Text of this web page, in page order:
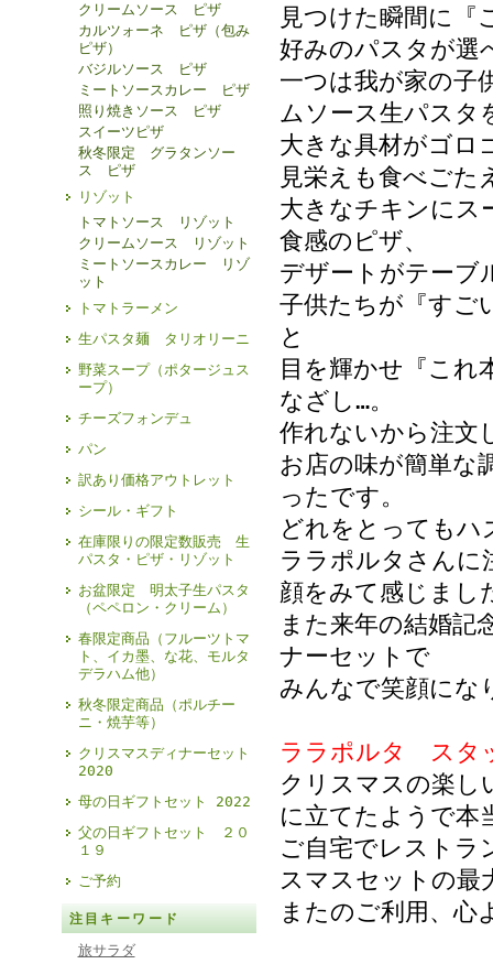
クリームソース ピザ
カルツォーネ ピザ（包み
ピザ）
バジルソース ピザ
ミートソースカレー ピザ
照り焼きソース ピザ
スイーツピザ
秋冬限定 グラタンソー
ス ピザ
リゾット
トマトソース リゾット
クリームソース リゾット
ミートソースカレー リゾ
ット
トマトラーメン
生パスタ麺 タリオリーニ
野菜スープ（ポタージュス
ープ）
チーズフォンデュ
パン
訳あり価格アウトレット
シール・ギフト
在庫限りの限定数販売 生
パスタ・ピザ・リゾット
お盆限定 明太子生パスタ
（ペペロン・クリーム）
春限定商品（フルーツトマ
ト、イカ墨、な花、モルタ
デラハム他）
秋冬限定商品（ポルチー
ニ・焼芋等）
クリスマスディナーセット
2020
母の日ギフトセット 2022
父の日ギフトセット ２０
１９
ご予約
注目キーワード
旅サラダ
見つけた瞬間に『
好みのパスタが選
一つは我が家の子
ムソース生パスタ
大きな具材がゴロ
見栄えも食べごた
大きなチキンに
食感のピザ、
デザートがテーブ
子供たちが『すご
と
目を輝かせ『これ
なざし…。
作れないから注
お店の味が簡単な
ったです。
どれをとってもハ
ララポルタさんに
顔をみて感じまし
また来年の結婚記
ナーセットで
みんなで笑顔にな
ララポルタ スタ
クリスマスの楽し
に立てたようで本
ご自宅でレストラ
スマスセットの最
またのご利用、心